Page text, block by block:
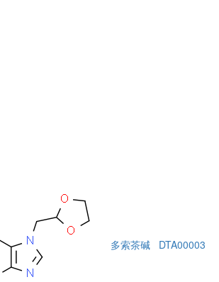
多索茶碱 DTA00003